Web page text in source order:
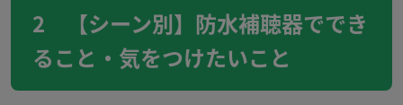
2 【シーン別】防水補聴器ででき
ること・気をつけたいこと